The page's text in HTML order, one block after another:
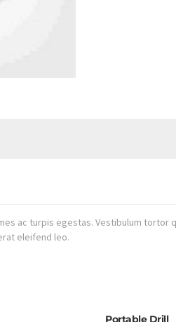
ac turpis egestas. Vestibulum
eleifend leo.
Portable Drill